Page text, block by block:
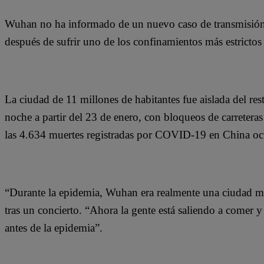
Wuhan no ha informado de un nuevo caso de
después de sufrir uno de los confinamientos más
La ciudad de 11 millones de habitantes fue aislada del
noche a partir del 23 de enero, con bloqueos de
las 4.634 muertes registradas por COVID-19 en China
“Durante la epidemia, Wuhan era realmente una ciudad
tras un concierto. “Ahora la gente está saliendo a comer
antes de la epidemia”.